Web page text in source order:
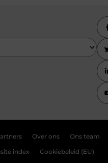
Over ons Ons team
index Cookiebeleid (EU)